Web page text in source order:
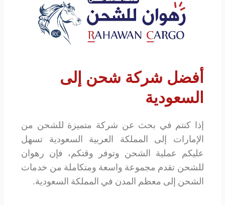
أفضل شركة شحن إلى
السعودية
إذا كنتم في بحث عن شركة متميزة للشحن من
الإمارات إلى المملكة العربية السعودية تسهل
عليكم عملية الشحن وتوفر وقتكم، فإن رهوان
للشحن تقدم مجموعة واسعة ومتكاملة من خدمات
الشحن إلى معظم المدن في المملكة السعودية.